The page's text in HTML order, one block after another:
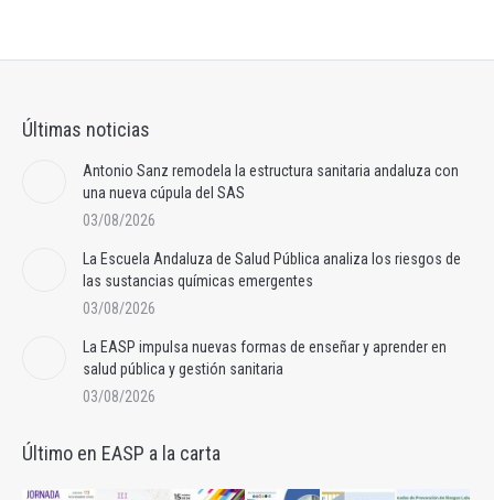
Últimas noticias
Antonio Sanz remodela la estructura sanitaria andaluza con
una nueva cúpula del SAS
03/08/2026
La Escuela Andaluza de Salud Pública analiza los riesgos de
las sustancias químicas emergentes
03/08/2026
La EASP impulsa nuevas formas de enseñar y aprender en
salud pública y gestión sanitaria
03/08/2026
Último en EASP a la carta